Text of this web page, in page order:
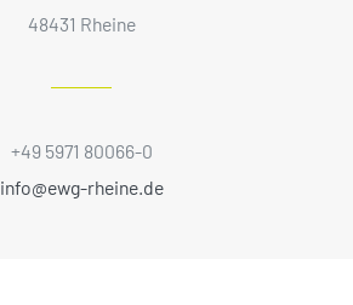
48431 Rheine
+49 5971 80066-0
info@ewg-rheine.de